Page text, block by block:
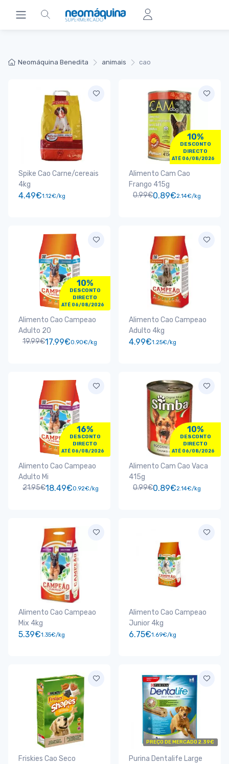
Neomáquina Benedita animais cao
Spike Cao Carne/cereais
4kg
4.49€1.12€/kg
10%
DESCONTO
DIRECTO
ATÉ 06/08/2026
Alimento Cam Cao
Frango 415g
0.99€0.89€2.14€/kg
10%
DESCONTO
DIRECTO
ATÉ 06/08/2026
Alimento Cao Campeao
Adulto 20
19.99€17.99€0.90€/kg
Alimento Cao Campeao
Adulto 4kg
4.99€1.25€/kg
16%
DESCONTO
DIRECTO
ATÉ 06/08/2026
Alimento Cao Campeao
Adulto Mi
21.95€18.49€0.92€/kg
10%
DESCONTO
DIRECTO
ATÉ 06/08/2026
Alimento Cam Cao Vaca
415g
0.99€0.89€2.14€/kg
Alimento Cao Campeao
Mix 4kg
5.39€1.35€/kg
Alimento Cao Campeao
Junior 4kg
6.75€1.69€/kg
Friskies Cao Seco
PREÇO DE MERCADO 2.39€
Purina Dentalife Large